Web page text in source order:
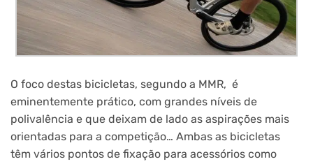
O foco destas bicicletas, segundo a MMR, é
eminentemente prático, com grandes níveis de
polivalência e que deixam de lado as aspirações mais
orientadas para a competição… Ambas as bicicletas
têm vários pontos de fixação para acessórios como